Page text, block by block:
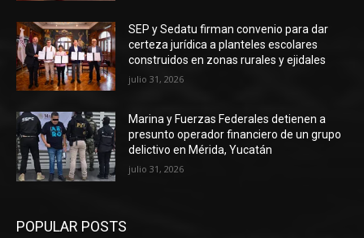
SEP y Sedatu firman convenio para dar
certeza jurídica a planteles escolares
construidos en zonas rurales y ejidales
julio 31, 2026
Marina y Fuerzas Federales detienen a
presunto operador financiero de un grupo
delictivo en Mérida, Yucatán
julio 31, 2026
POPULAR POSTS